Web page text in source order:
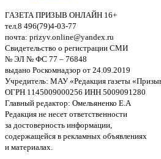
ГАЗЕТА ПРИЗЫВ ОНЛАЙН 16+
тел.8 496(79)4-03-77
почта: prizyv.online@yandex.ru
Свидетельство о регистрации СМИ
№ ЭЛ № ФС 77 – 76848
выдано Роскомнадзор от 24.09.2019
Учредитель: МАУ «Редакция газеты
ОГРН 1145009000256 ИНН 5009091280
Главный редактор: Омельяненко Е.А
Редакция не несет ответственности
за достоверность информации,
содержащейся в рекламных объявлениях
и материалах.